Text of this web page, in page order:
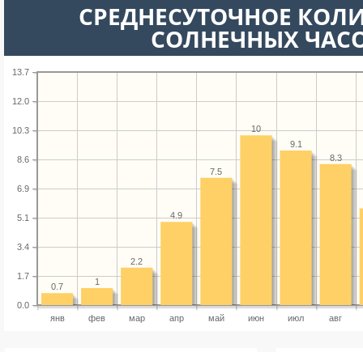
СРЕДНЕСУТОЧНОЕ
СОЛНЕЧНЫХ
янв фев мар апр май июн июл авг
0.0
1.7
3.4
5.1
6.9
8.6
10.3
12.0
13.7
8.3
9.1
10
7.5
4.9
2.2
1
0.7